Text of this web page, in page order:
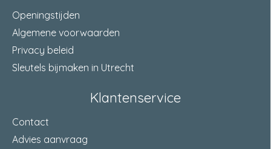
Openingstijden
Algemene voorwaarden
Privacy beleid
Sleutels bijmaken in Utrecht
Klantenservice
Contact
Advies aanvraag